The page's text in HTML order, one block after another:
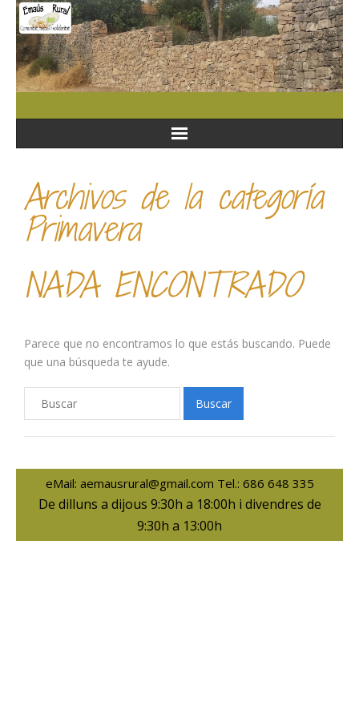
Archivos de la categoría
Primavera
NADA ENCONTRADO
Parece que no encontramos lo que estás buscando. Puede
que una búsqueda te ayude.
eMail: aemausrural@gmail.com Tel.: 686 648 335
De dilluns a dijous 9:30h a 18:00h i divendres de
9:30h a 13:00h